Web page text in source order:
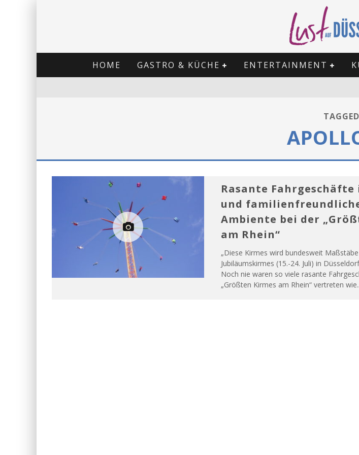
HOME GASTRO & KÜCHE ENTERTAINMENT
TAGGED
Rasante Fahrgeschäfte
und
Ambiente bei der
am Rhein“
„Diese Kirmes wird bundesweit
Jubiläumskirmes (15.-24. Juli) in
Noch nie waren so viele rasante
„Größten Kirmes am Rhein“ vertreten wie